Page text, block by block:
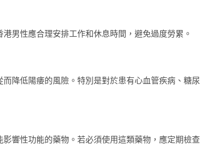
男性應合理安排工作和休息時間，避免過度勞累。
降低陽痿的風險。特別是對於患有心血管疾病、糖尿
響性功能的藥物。若必須使用這類藥物，應定期檢查